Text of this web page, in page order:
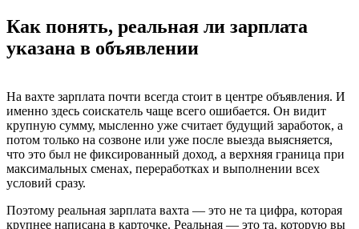
Как понять, реальная ли зарплата
указана в объявлении
На вахте зарплата почти всегда стоит в центре объявления. И
именно здесь соискатель чаще всего ошибается. Он видит
крупную сумму, мысленно уже считает будущий заработок, а
потом только на созвоне или уже после выезда выясняется,
что это был не фиксированный доход, а верхняя граница при
максимальных сменах, переработках и выполнении всех
условий сразу.
Поэтому реальная зарплата вахта — это не та цифра, которая
крупнее написана в карточке. Реальная — это та, которую вы